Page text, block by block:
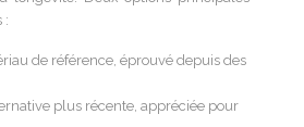
:
de référence, éprouvé depuis des
plus récente, appréciée pour